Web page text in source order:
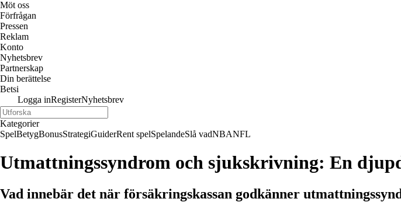
Möt oss
Förfrågan
Pressen
Reklam
Konto
Nyhetsbrev
Partnerskap
Din berättelse
Betsi
Logga inRegisterNyhetsbrev
Kategorier
SpelBetygBonusStrategiGuiderRent spelSpelandeSlå vadNBANFL
Utmattningssyndrom och sjukskrivning: En
Vad innebär det när försäkringskassan godkänner